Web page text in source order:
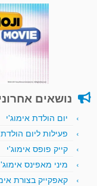
נושאים
יום הולדת אימוג'י
פעילות ליום הולדת
קייק פופס אימוג'י
מיני מאפינס
קאפקייק בצורת